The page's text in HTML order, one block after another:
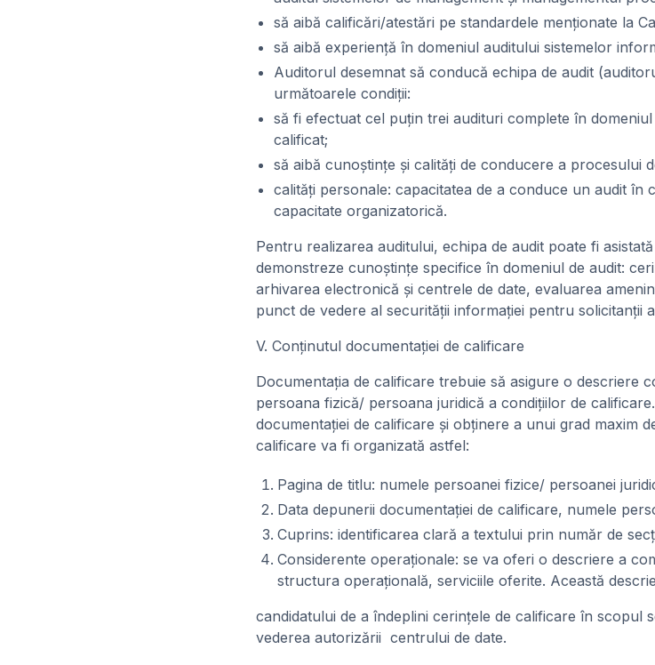
să aibă calificări/atestări pe standardele menţionate la
să aibă experienţă în domeniul auditului sistemelor
Auditorul desemnat să conducă echipa de audit
următoarele condiţii:
să fi efectuat cel puţin trei audituri complete în
calificat;
să aibă cunoştinţe şi calităţi de conducere a procesului
calităţi personale: capacitatea de a conduce un audit
capacitate organizatorică.
Pentru realizarea auditului, echipa de audit poate fi
demonstreze cunoştinţe specifice în domeniul de audit:
arhivarea electronică şi centrele de date, evaluarea
punct de vedere al securităţii informaţiei pentru solicitanţii
V. Conţinutul documentaţiei de calificare
Documentaţia de calificare trebuie să asigure o descriere
persoana fizică/ persoana juridică a condiţiilor de
documentaţiei de calificare şi obţinere a unui grad maxim
calificare va fi organizată astfel:
Pagina de titlu: numele persoanei fizice/ persoanei
Data depunerii documentaţiei de calificare, numele
Cuprins: identificarea clară a textului prin număr de
Considerente operaţionale: se va oferi o descriere a
structura operaţională, serviciile oferite. Această
candidatului de a îndeplini cerinţele de calificare în scopul
vederea autorizării centrului de date.